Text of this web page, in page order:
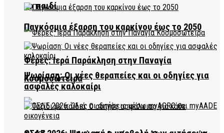
το παιδί
Φέρες: Ιερά Παράκληση στην Παναγία
Κοσμοσώτειρα
Παγκόσμια έξαρση του καρκίνου έως το 2050
Ψωρίαση: Οι νέες θεραπείες και οι οδηγίες για
ασφαλές καλοκαίρι